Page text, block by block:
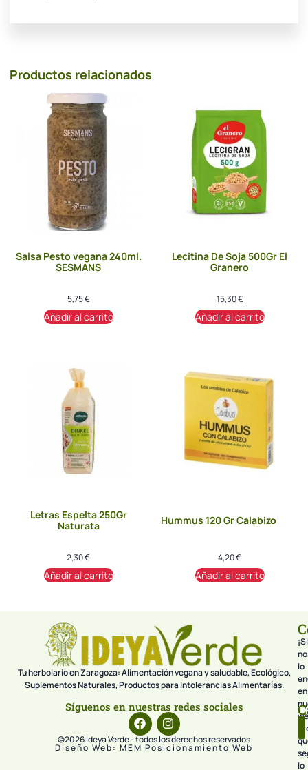
Productos relacionados
Salsa Pesto vegana 240ml.
SESMANS
5,75€
Añadir al carrito
Lecitina De Soja 500Gr El
Granero
15,30€
Añadir al carrito
Letras Espelta 250Gr
Naturata
2,30€
Añadir al carrito
Hummus 120 Gr Calabizo
4,20€
Añadir al carrito
Tu herbolario en Zaragoza: Alimentación vegana y saludable, Ecológico,
Suplementos Naturales, Productos para Intolerancias Alimentarías.
Síguenos en nuestras redes sociales
©2026 Ideya Verde - todos los derechos reservados
Diseño Web: MEM Posicionamiento Web
¡Si
no
lo
en
lo